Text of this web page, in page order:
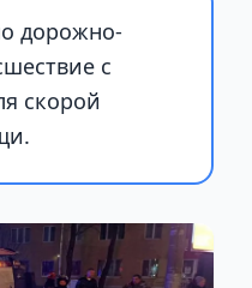
дорожно-
с
скорой